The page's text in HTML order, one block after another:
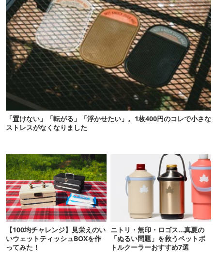
「置けない」「転がる」「浮かせたい」。1枚400円のコレで小さな
ストレスがなくなりました
【100均チャレンジ】見栄えのい
いウェットティッシュBOXを作
ってみた！
ニトリ・無印・ロゴス…真夏の
「ぬるい問題」を救うペットボ
トルクーラーおすすめ7選